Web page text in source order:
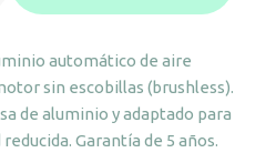
automático de aire
sin escobillas (brushless).
de aluminio y adaptado para
Garantía de 5 años.